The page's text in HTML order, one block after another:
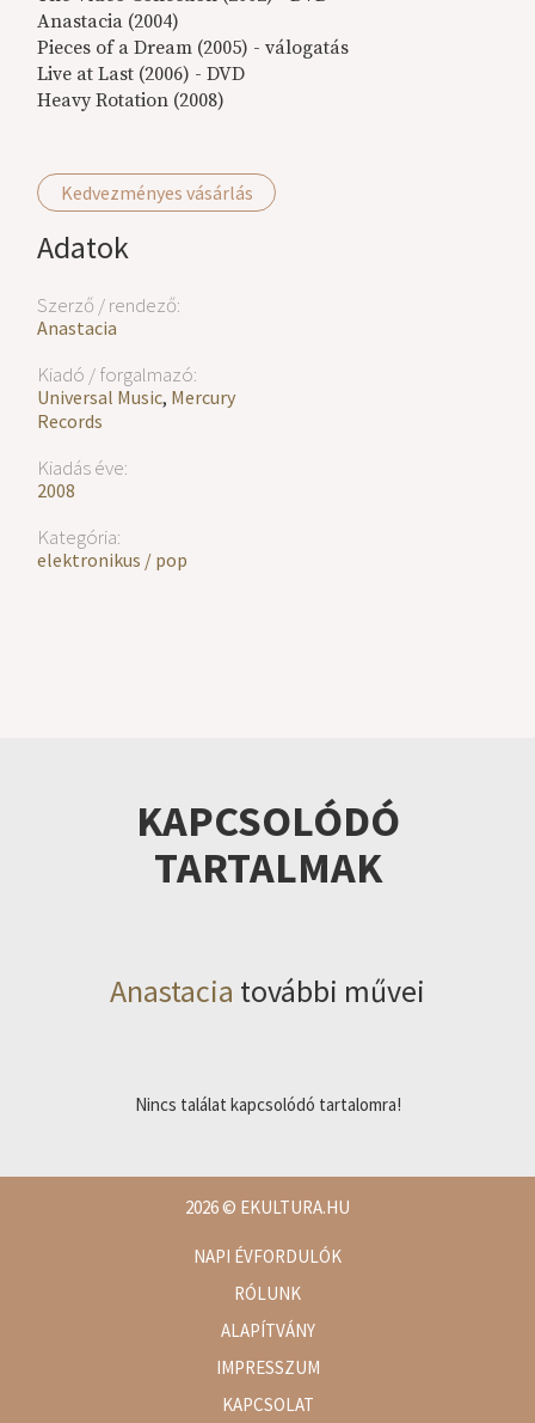
Kedvezményes vásárlás
Adatok
Szerző / rendező:
Anastacia
Kiadó / forgalmazó:
Universal Music, Mercury
Records
Kiadás éve:
2008
Kategória:
elektronikus / pop
Anastacia (2004)
Pieces of a Dream (2005) - válogatás
Live at Last (2006) - DVD
Heavy Rotation (2008)
KAPCSOLÓDÓ
TARTALMAK
Anastacia további művei
Nincs találat kapcsolódó tartalomra!
2026© EKULTURA.HU
NAPI ÉVFORDULÓK
RÓLUNK
ALAPÍTVÁNY
IMPRESSZUM
KAPCSOLAT